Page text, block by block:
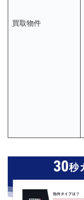
買取物件